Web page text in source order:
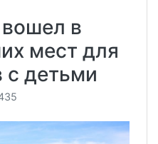
в
мест для
с детьми